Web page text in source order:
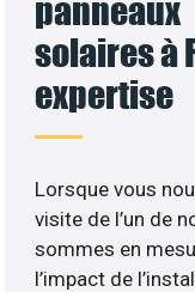
panneaux
solaires à
expertise
Lorsque vous
visite de l’un de
sommes en
l’impact de